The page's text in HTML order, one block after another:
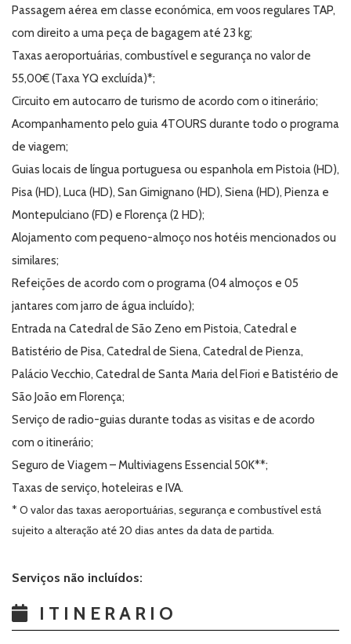
Passagem aérea em classe económica, em voos regulares TAP,
com direito a uma peça de bagagem até 23 kg;
Taxas aeroportuárias, combustível e segurança no valor de
55,00€ (Taxa YQ excluída)*;
Circuito em autocarro de turismo de acordo com o itinerário;
Acompanhamento pelo guia 4TOURS durante todo o programa
de viagem;
Guias locais de língua portuguesa ou espanhola em Pistoia (HD),
Pisa (HD), Luca (HD), San Gimignano (HD), Siena (HD), Pienza e
Montepulciano (FD) e Florença (2 HD);
Alojamento com pequeno-almoço nos hotéis mencionados ou
similares;
Refeições de acordo com o programa (04 almoços e 05
jantares com jarro de água incluído);
Entrada na Catedral de São Zeno em Pistoia, Catedral e
Batistério de Pisa, Catedral de Siena, Catedral de Pienza,
Palácio Vecchio, Catedral de Santa Maria del Fiori e Batistério de
São João em Florença;
Serviço de radio-guias durante todas as visitas e de acordo
com o itinerário;
Seguro de Viagem – Multiviagens Essencial 50K**;
Taxas de serviço, hoteleiras e IVA.
* O valor das taxas aeroportuárias, segurança e combustível está
sujeito a alteração até 20 dias antes da data de partida.
Serviços não incluídos:
ITINERARIO